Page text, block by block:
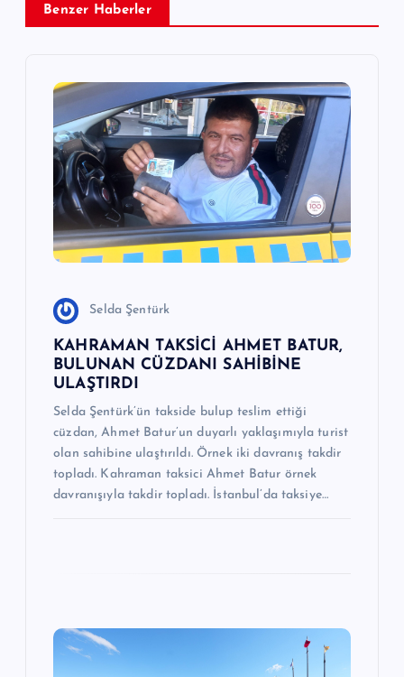
z
Benzer Haberler
Selda Şentürk
KAHRAMAN TAKSİCİ AHMET BATUR,
BULUNAN CÜZDANI SAHİBİNE
ULAŞTIRDI
Selda Şentürk’ün takside bulup teslim ettiği
cüzdan, Ahmet Batur’un duyarlı yaklaşımıyla turist
olan sahibine ulaştırıldı. Örnek iki davranış takdir
topladı. Kahraman taksici Ahmet Batur örnek
davranışıyla takdir topladı. İstanbul’da taksiye…